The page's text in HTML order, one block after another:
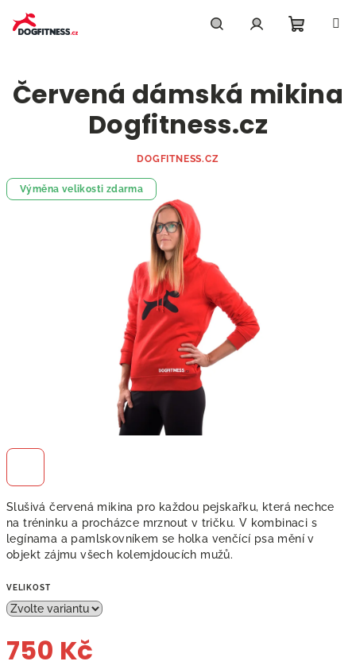
obsah
košík
Slušivá červená mikina pro každou pejskařku, která nechce
na tréninku a procházce mrznout v tričku. V kombinaci s
legínama a pamlskovníkem se holka venčící psa mění v
objekt zájmu všech kolemjdoucích mužů.
VELIKOST
750 Kč
Červená dámská mikina
Dogfitness.cz
DOGFITNESS.CZ
Výměna velikosti zdarma